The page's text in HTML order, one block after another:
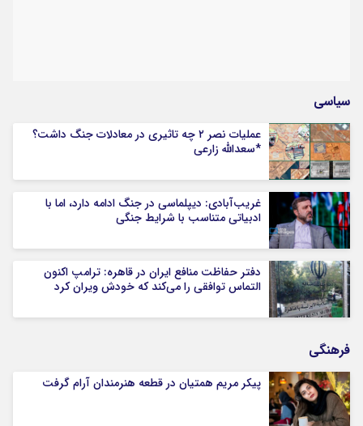
سیاسی
عملیات نصر ۲ چه تاثیری در معادلات جنگ داشت؟
*سعدالله زارعی
غریب‌آبادی: دیپلماسی در جنگ ادامه دارد، اما با
ادبیاتی متناسب با شرایط جنگی
دفتر حفاظت منافع ایران در قاهره: ترامپ اکنون
التماس توافقی را می‌کند که خودش ویران کرد
فرهنگی
پیکر مریم همتیان در قطعه هنرمندان آرام گرفت